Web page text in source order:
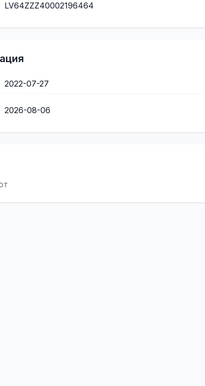
LV64ZZZ40002196464
2022-07-27
2026-08-06